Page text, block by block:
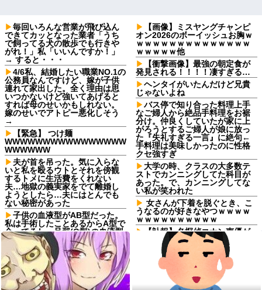
毎回いろんな営業が飛び込ん
できてカッとなった業者「うち
で飼ってる犬の散歩でも行きや
がれ！」私「いいんですか！」
→ すると・・・
4/6私、結婚したい職業NO.1の
公務員なんですけど、嫁が子供
連れて家出した。全く理由は思
いつかないけど強いてあげると
すれば母のせいかもしれない。
嫁のせいでアトピー悪化しそう
→
【緊急】 つけ麺
WWWWWWWWWWWWWWWW
WWWWWW
夫が首を吊った。気に入らな
いと私を殴るウトとそれを傍観
するトメに生活費をくれない
夫…地獄の義実家をでて離婚し
ようとしたら…夫にはとんでも
ない秘密があった
子供の血液型がAB型だった。
私は手術したことあるからA型で
合ってるし…旦那(O型)の血液型
を調べてみよう」→ 結果・・・
私「また郵便がなくなって
る…」知人「一緒に捕まえよ
う」→おとりを仕掛けたら泥奥
がまんまと引っかかり…
【画像】ミスヤングチャンピ
オン2026のボーイッシュお胸ｗ
ｗｗｗｗｗｗｗｗｗｗｗｗｗｗ
ｗｗｗｗｗ他
【衝撃画像】最強の朝定食が
発見される！！！！凄すぎる…
ヘンタイがいたんだけど兄貴
じゃないよね
バス停で知り合った料理上手
なご婦人から絶品手料理をお裾
分け。仲良くしていたが家に上
がろうとするご婦人が娘に放っ
た『失礼すぎる一言』に絶句←
手料理は美味しかったのに性格
クセ強すぎ
大学の時、クラスの大多数テ
ストでカンニングしてた科目が
あった。で、カンニングしてな
い私が笑われた
女さんが下着を脱ぐとき、こ
うなるのが好きなやつｗｗｗｗ
ｗｗｗｗｗｗｗｗｗｗ
【訃報】名探偵コナン声優が
死去 → 今トンデモナイことにな
ってる・・・
「生まれてない子は覚えてな
いw」妻に堕胎させたことを忘れ
開き直るクソ叔父→その場にい
た流産直後の嫁や子供など『10